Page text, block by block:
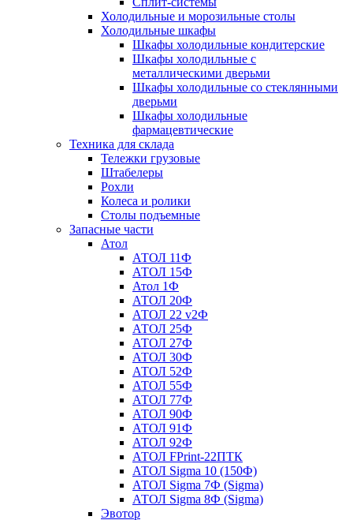
Холодильные и морозильные столы
Холодильные шкафы
Шкафы холодильные кондитерские
Шкафы холодильные с
металлическими дверьми
Шкафы холодильные со стеклянными
дверьми
Шкафы холодильные
фармацевтические
Техника для склада
Тележки грузовые
Штабелеры
Рохли
Колеса и ролики
Столы подъемные
Запасные части
Атол
АТОЛ 11Ф
АТОЛ 15Ф
Атол 1Ф
АТОЛ 20Ф
АТОЛ 22 v2Ф
АТОЛ 25Ф
АТОЛ 27Ф
АТОЛ 30Ф
АТОЛ 52Ф
АТОЛ 55Ф
АТОЛ 77Ф
АТОЛ 90Ф
АТОЛ 91Ф
АТОЛ 92Ф
АТОЛ FPrint-22ПТК
АТОЛ Sigma 10 (150Ф)
АТОЛ Sigma 7Ф (Sigma)
АТОЛ Sigma 8Ф (Sigma)
Эвотор